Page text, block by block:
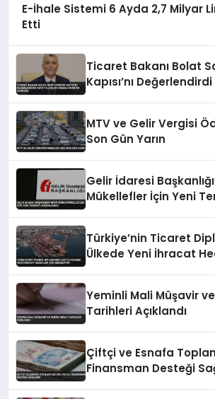
E-İhale Sistemi 6 Ayda 2,7 Milyar
Etti
Ticaret Bakanı Bolat
Kapısı’nı
MTV ve Gelir Vergisi
Son Gün Yarın
Gelir İdaresi
Mükellefler İçin Yeni
Türkiye’nin Ticaret
Ülkede Yeni İhracat
Yeminli Mali Müşavir ve
Tarihleri Açıklandı
Çiftçi ve Esnafa
Finansman Desteği